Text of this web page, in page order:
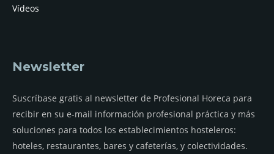
Vídeos
Newsletter
Suscríbase gratis al newsletter de Profesional Horeca para
recibir en su e-mail información profesional práctica y más
soluciones para todos los establecimientos hosteleros:
hoteles, restaurantes, bares y cafeterías, y colectividades.